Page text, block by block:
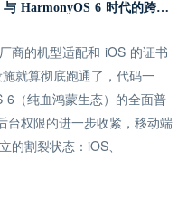
别再折腾端侧和后端了！Android 17 与 HarmonyOS 6 时代的跨平台推送指南
商的机型适配和 iOS 的证书
就算彻底跑通了，代码一
（纯血鸿蒙生态）的全面普
权限的进一步收紧，移动端
的割裂状态：iOS、